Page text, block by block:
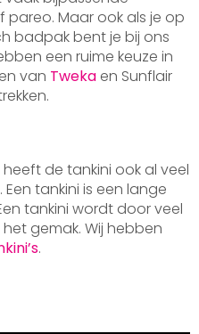
pareo. Maar ook als je op
badpak bent je bij ons
een ruime keuze in
van Tweka en Sunflair
de tankini ook al veel
tankini is een lange
tankini wordt door veel
gemak. Wij hebben
.